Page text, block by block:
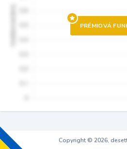
PRÉMIOVÁ
Copyright © 2026,